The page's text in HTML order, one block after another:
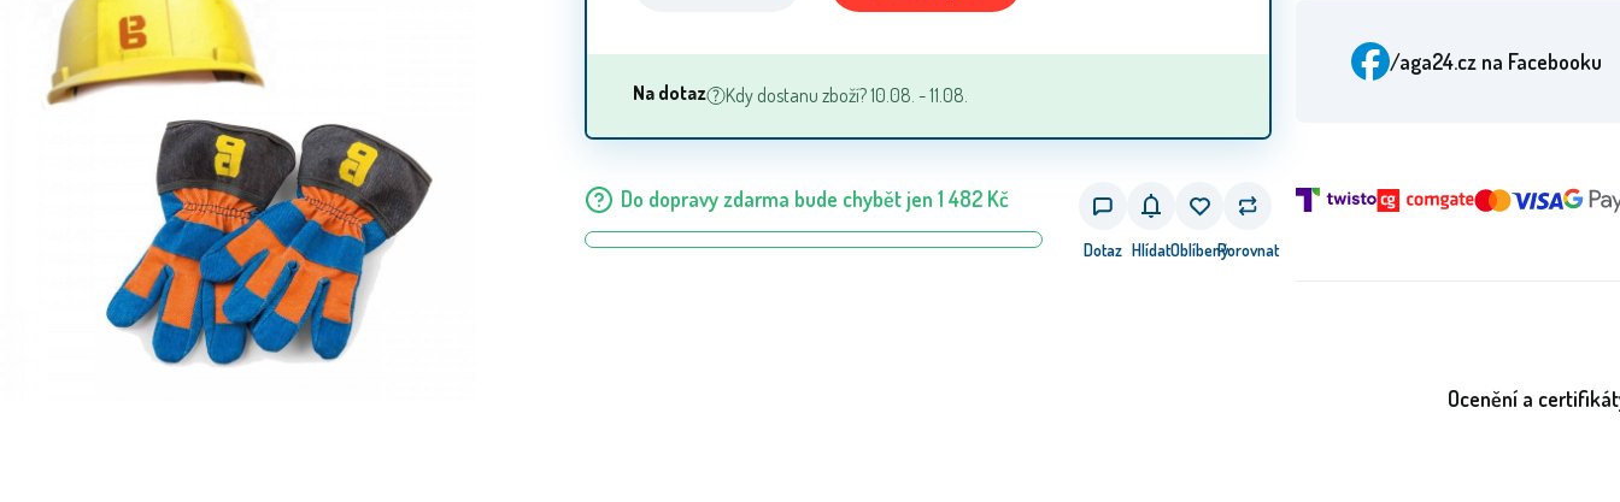
Na dotaz Kdy dostanu zboží? 10.08. - 11.08.
Do dopravy zdarma bude chybět jen 1 482 Kč
Dotaz HlídatOblíbenýPorovnat
/aga24.cz na Facebooku
Ocenění a